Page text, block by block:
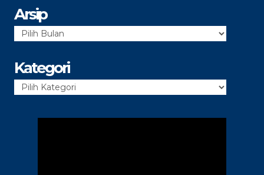
Arsip
Arsip
Kategori
Kategori